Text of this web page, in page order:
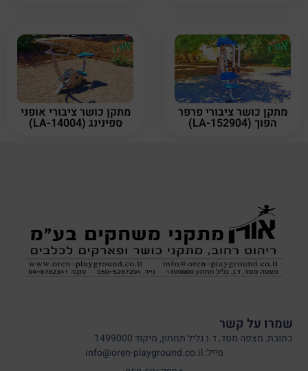
מתקן כושר ציבורי פרפר
הפוך (LA-152904)
מתקן כושר ציבורי אופני
ספינינג (LA-14004)
שמרו על קשר
כתובת: מצפה מסד, ד.נ גליל תחתון, מיקוד 1499000
מייל: info@oren-playground.co.il